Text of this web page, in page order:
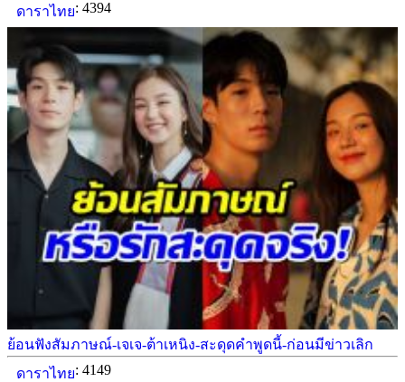
ดาราไทย: 4394
ย้อนฟังสัมภาษณ์-เจเจ-ต้าเหนิง-สะดุดคำพูดนี้-ก่อนมีข่าวเลิก
ดาราไทย: 4149